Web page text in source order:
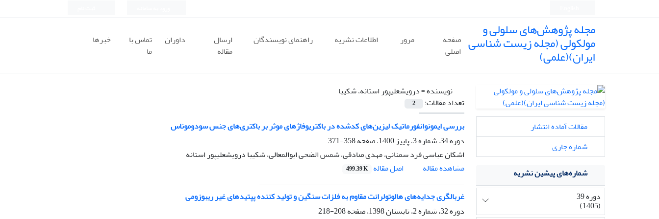
مجله پژوهش‌های سلولی و
مولکولی (مجله زیست شناسی
ایران)(علمی)
صفحه
اصلی
مرور اطلاعات نشریه راهنمای نویسندگان
ارسال
مقاله
داوران
تماس با
ما
خبرها
نویسنده =درویشعلیپور استانه، شکیبا
تعداد مقالات:
2
بررسی ایمونوانفورماتیک ‌لیزین‌های کدشده در باکتریوفاژهای موثر بر باکتری‌های جنس سودوموناس
دوره 34، شماره 3، پاییز 1400، صفحه
358-371
اشکان عباسی فرد سمنانی، مهدی صادقی، شمس الضحی ابوالمعالی، شکیبا درویشعلیپور استانه
مشاهده مقاله
اصل مقاله 499.39 K
غربالگری جدایه‌های هالوتولرانت مقاوم به فلزات سنگین و تولید کننده پپتیدهای غیر ریبوزومی
دوره 32، شماره 2، تابستان 1398، صفحه
208-218
مقالات آماده انتشار
شماره جاری
شماره‌های پیشین نشریه
دوره 39
(1405)